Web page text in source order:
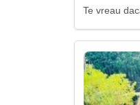
Te vreau